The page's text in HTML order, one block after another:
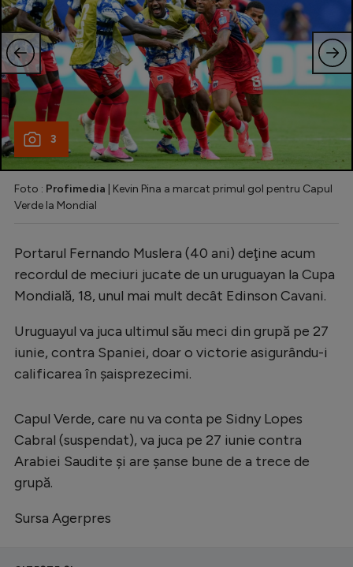
3
Foto : Profimedia | Kevin Pina a marcat primul gol pentru Capul
Verde la Mondial
Portarul Fernando Muslera (40 ani) deţine acum
recordul de meciuri jucate de un uruguayan la Cupa
Mondială, 18, unul mai mult decât Edinson Cavani.
Uruguayul va juca ultimul său meci din grupă pe 27
iunie, contra Spaniei, doar o victorie asigurându-i
calificarea în şaisprezecimi.
Capul Verde, care nu va conta pe Sidny Lopes
Cabral (suspendat), va juca pe 27 iunie contra
Arabiei Saudite şi are şanse bune de a trece de
grupă.
Sursa Agerpres